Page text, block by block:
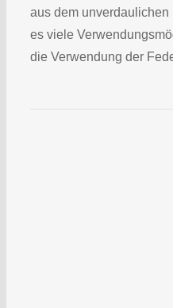
aus dem
es viele
die Verwendung der